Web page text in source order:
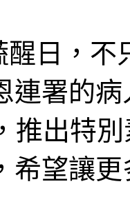
醒日，
連署的
推出特
希望讓